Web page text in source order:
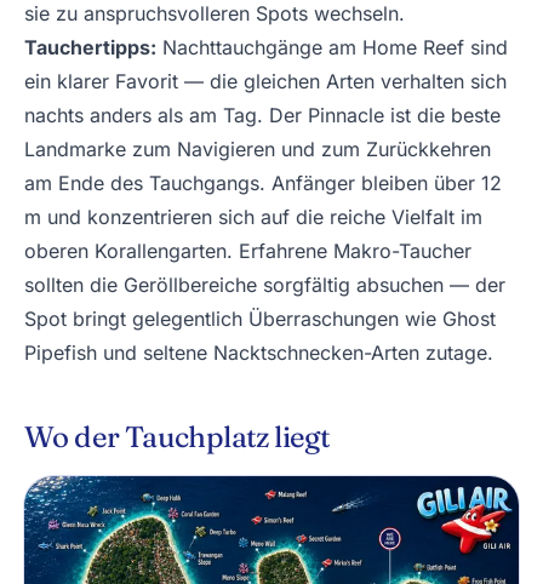
sie zu anspruchsvolleren Spots wechseln.
Tauchertipps: Nachttauchgänge am Home Reef sind
ein klarer Favorit — die gleichen Arten verhalten sich
nachts anders als am Tag. Der Pinnacle ist die beste
Landmarke zum Navigieren und zum Zurückkehren
am Ende des Tauchgangs. Anfänger bleiben über 12
m und konzentrieren sich auf die reiche Vielfalt im
oberen Korallengarten. Erfahrene Makro-Taucher
sollten die Geröllbereiche sorgfältig absuchen — der
Spot bringt gelegentlich Überraschungen wie Ghost
Pipefish und seltene Nacktschnecken-Arten zutage.
Wo der Tauchplatz liegt